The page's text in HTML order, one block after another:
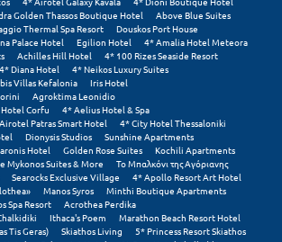
Golden Thassos Boutique Hotel
Above Blue Suites
Thermal Spa Resort
Douskos Port House
Palace Hotel Egilion Hotel
4* Amalia Hotel Meteora
Achilles Hill Hotel
4* 100 Rizes Seaside Resort
4* Diana Hotel
4* Neikos Luxury Suites
Villas Kefalonia
Iris Hotel
Agroktima Leonidio
Corfu
4* Aelius Hotel & Spa
Airotel Patras Smart Hotel
4* City Hotel Thessaloniki
Dionysis Studios
Sunshine Apartments
Hotel Golden Rose Suites
Kochili Apartments
Mykonos Suites & More
Το Μπαλκόνι της Αγόριανης
Searocks Exclusive Village
4* Apollo Resort Art Hotel
Manos Syros
Minthi Boutique Apartments
Spa Resort
Acrothea Perdika
Ithaca's Poem
Marathon Beach Resort Hotel
Tis Geras)
Skiathos Living
5* Princess Resort Skiathos